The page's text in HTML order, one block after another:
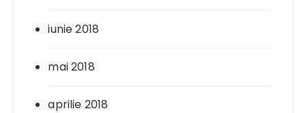
iunie 2018
mai 2018
aprilie 2018